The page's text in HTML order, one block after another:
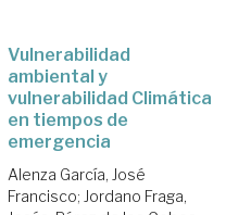
Vulnerabilidad
ambiental y
vulnerabilidad Climática
en tiempos de
emergencia
Alenza García, José
Francisco; Jordano Fraga,